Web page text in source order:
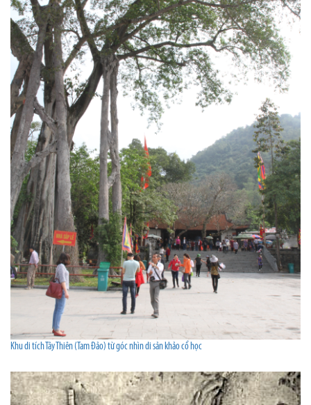
Khu di tích Tây Thiên (Tam Đảo) từ góc nhìn di sản khảo cổ học